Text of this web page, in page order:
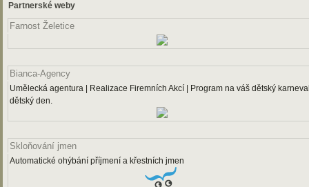
Partnerské weby
Farnost Želetice
Bianca-Agency
Umělecká agentura | Realizace Firemních Akcí | Program na váš dětský
dětský den.
Skloňování jmen
Automatické ohýbání příjmení a křestních jmen